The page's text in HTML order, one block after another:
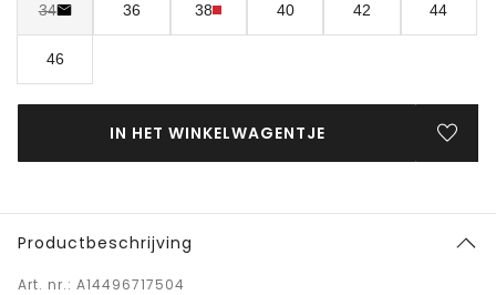
34 36 38 40 42 44
46
IN HET WINKELWAGENTJE
Productbeschrijving
Art. nr.: A14496717504